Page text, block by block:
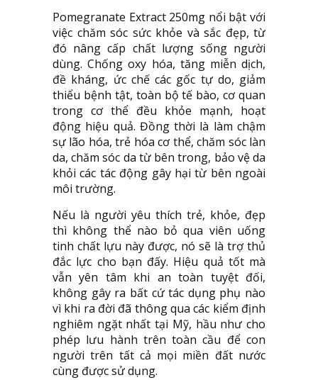
Pomegranate Extract 250mg nổi bật với
việc chăm sóc sức khỏe và sắc đẹp, từ
đó nâng cấp chất lượng sống người
dùng. Chống oxy hóa, tăng miễn dịch,
đề kháng, ức chế các gốc tự do, giảm
thiểu bệnh tật, toàn bộ tế bào, cơ quan
trong cơ thể đều khỏe mạnh, hoạt
động hiệu quả. Đồng thời là làm chậm
sự lão hóa, trẻ hóa cơ thể, chăm sóc làn
da, chăm sóc da từ bên trong, bảo vệ da
khỏi các tác động gây hại từ bên ngoài
môi trường.
Nếu là người yêu thích trẻ, khỏe, đẹp
thì không thể nào bỏ qua viên uống
tinh chất lựu này được, nó sẽ là trợ thủ
đắc lực cho bạn đấy. Hiệu quả tốt mà
vẫn yên tâm khi an toàn tuyệt đối,
không gây ra bất cứ tác dụng phụ nào
vì khi ra đời đã thông qua các kiểm định
nghiêm ngặt nhất tại Mỹ, hầu như cho
phép lưu hành trên toàn cầu để con
người trên tất cả mọi miền đất nước
cùng được sử dụng.